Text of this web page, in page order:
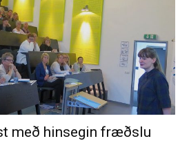
með hinsegin fræðslu